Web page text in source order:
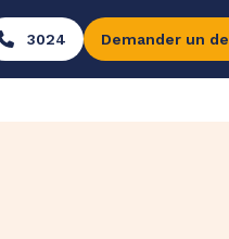
3024 Demander un